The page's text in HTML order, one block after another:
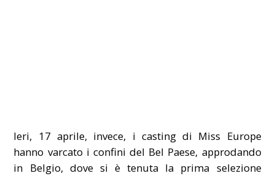
Ieri, 17 aprile, invece, i casting di Miss Europe
hanno varcato i confini del Bel Paese, approdando
in Belgio, dove si è tenuta la prima selezione